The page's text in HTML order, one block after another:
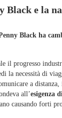
Black e la
Black ha
il progresso
la necessità di
a
all’esigenza
causando forti